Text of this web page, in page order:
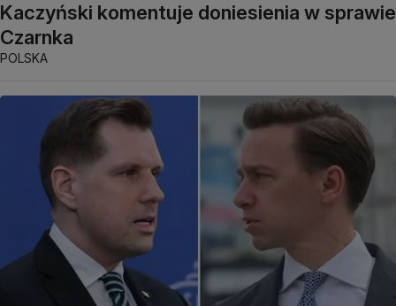
Kaczyński komentuje doniesienia w sprawie
Czarnka
POLSKA